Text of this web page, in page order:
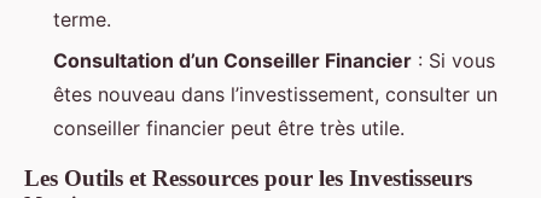
terme.
Consultation d’un Conseiller Financier : Si vous
êtes nouveau dans l’investissement, consulter un
conseiller financier peut être très utile.
Les Outils et Ressources pour les Investisseurs